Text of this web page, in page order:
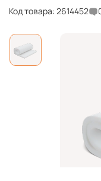
Код товара: 2614452